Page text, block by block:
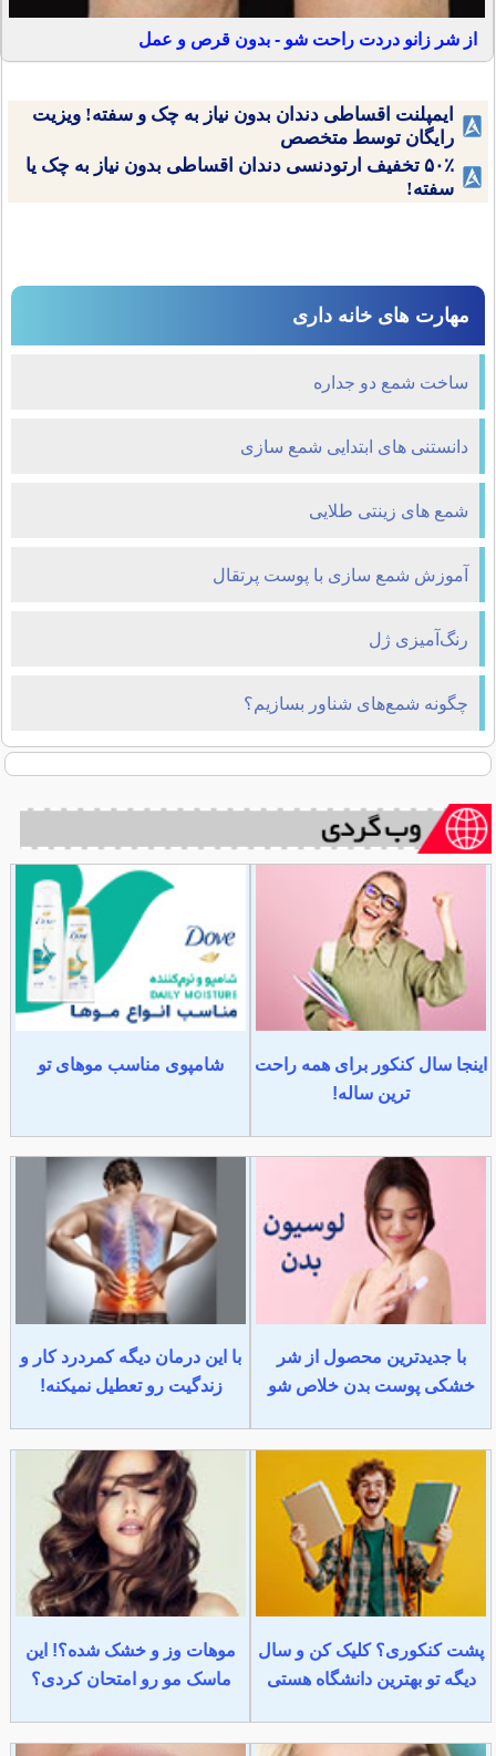
از شر زانو دردت راحت شو - بدون قرص و عمل
ایمپلنت اقساطی دندان بدون نیاز به چک و سفته! ویزیت
رایگان توسط متخصص
۵۰٪ تخفیف ارتودنسی دندان اقساطی بدون نیاز به چک یا
سفته!
مهارت های خانه داری
ساخت شمع دو جداره
دانستنی های ابتدایی شمع سازی
شمع هاى زينتى طلايى
آموزش شمع سازی با پوست پرتقال
رنگ‌آمیزی ژل
چگونه شمع‌های شناور بسازیم؟
اینجا سال کنکور برای همه راحت
ترین ساله!
شامپوی مناسب موهای تو
با جدیدترین محصول از شر
خشکی پوست بدن خلاص شو
با این درمان دیگه کمردرد کار و
زندگیت رو تعطیل نمیکنه!
پشت کنکوری؟ کلیک کن و سال
دیگه تو بهترین دانشگاه هستی
موهات وز و خشک شده؟! این
ماسک مو رو امتحان کردی؟